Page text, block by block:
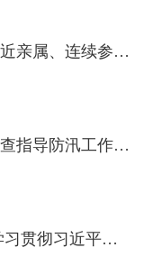
职工医保个人账户可以用于本人近亲属、连续参保有奖励……最新！
李强在湖南看望慰问受灾群众检查指导防汛工作时强调 全力做好防汛抗洪救灾工作 确保人民群众生命财产安全
李强主持召开国务院常务会议 学习贯彻习近平总书记关于当前经济形势和做好下半年经济工作的重要讲话精神等